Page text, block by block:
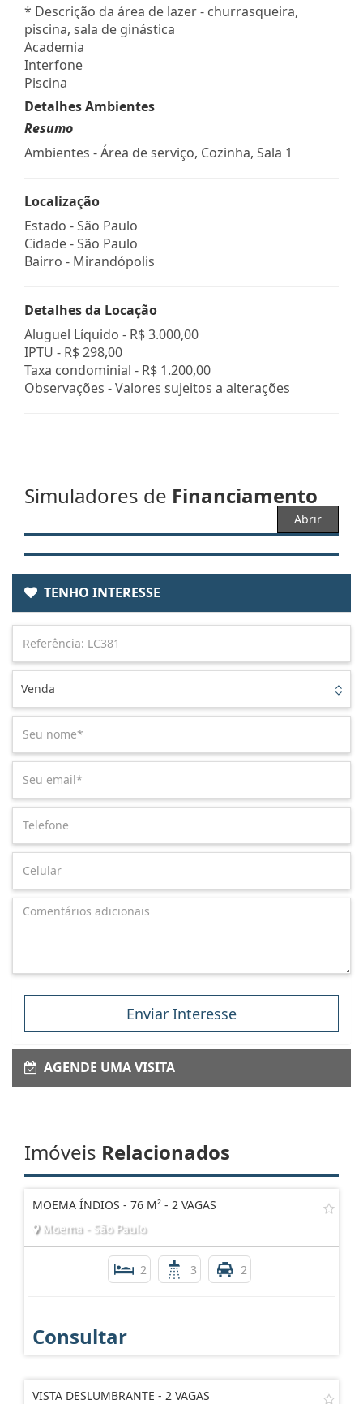
* Descrição da área de lazer - churrasqueira,
piscina, sala de ginástica
Academia
Interfone
Piscina
Detalhes Ambientes
Resumo
Ambientes - Área de serviço, Cozinha, Sala 1
Localização
Estado -São Paulo
Cidade -São Paulo
Bairro - Mirandópolis
Detalhes da Locação
Aluguel Líquido - R$ 3.000,00
IPTU - R$ 298,00
Taxa condominial - R$ 1.200,00
Observações - Valores sujeitos a alterações
Simuladores de Financiamento
Abrir
TENHO INTERESSE
Venda
Enviar Interesse
AGENDE UMA VISITA
Imóveis Relacionados
MOEMA ÍNDIOS - 76 M² - 2 VAGAS
Moema - São Paulo
2 3 2
Consultar
VISTA DESLUMBRANTE - 2 VAGAS